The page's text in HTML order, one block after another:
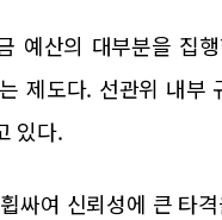
예산의 대부분을 집
제도다. 선관위 내부
있다.
싸여 신뢰성에 큰 타